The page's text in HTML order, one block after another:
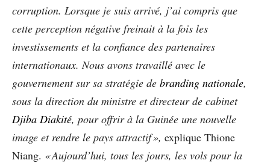
corruption. Lorsque je suis arrivé, j’ai compris que
cette perception négative freinait à la fois les
investissements et la confiance des partenaires
internationaux. Nous avons travaillé avec le
gouvernement sur sa stratégie de branding nationale,
sous la direction du ministre et directeur de cabinet
Djiba Diakité, pour offrir à la Guinée une nouvelle
image et rendre le pays attractif », explique Thione
Niang. « Aujourd’hui, tous les jours, les vols pour la